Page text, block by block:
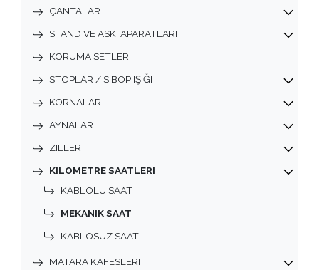
ÇANTALAR
STAND VE ASKI APARATLARI
KORUMA SETLERI
STOPLAR / SIBOP IŞIĞI
KORNALAR
AYNALAR
ZILLER
KILOMETRE SAATLERI
KABLOLU SAAT
MEKANIK SAAT
KABLOSUZ SAAT
MATARA KAFESLERI